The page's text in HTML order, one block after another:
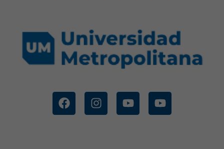
UNIVERSIDAD
METROPOLITANA
CONOCE MÁS